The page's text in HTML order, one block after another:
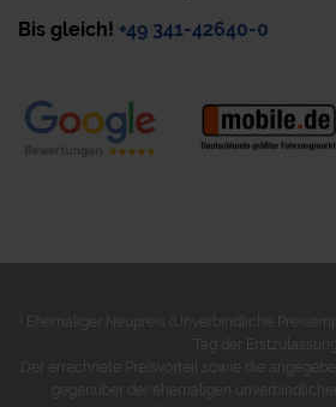
Bis gleich! +49 341-42640-0
Ehemaliger Neupreis (Unverbindliche
Tag der Erstzulassung).
Der errechnete Preisvorteil sowie die
gegenüber der ehemaligen